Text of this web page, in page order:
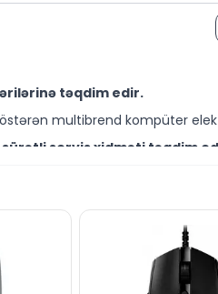
təqdim edir.
multibrend kompüter
servis xidməti təqdim
qiymətə NƏĞD, KÖÇÜRMƏ
vasitəsilə bizə yaza